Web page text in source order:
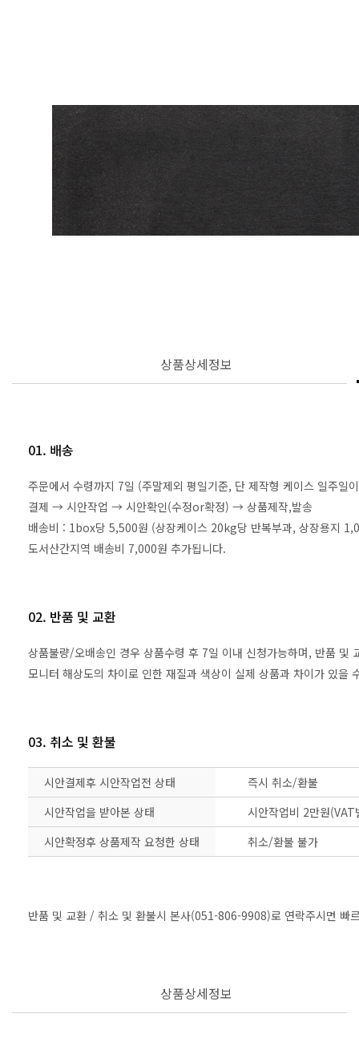
상품상세정보
01. 배송
주문에서 수령까지 7일 (주말제외 평일기준, 단 제작형 케이스 일주일
결제 → 시안작업 → 시안확인(수정or확정) → 상품제작,발송
배송비 : 1box당 5,500원 (상장케이스 20kg당 반복부과, 상장용지
도서산간지역 배송비 7,000원 추가됩니다.
02. 반품 및 교환
상품불량/오배송인 경우 상품수령 후 7일 이내 신청가능하며, 반품 및
모니터 해상도의 차이로 인한 재질과 색상이 실제 상품과 차이가 있
03. 취소 및 환불
시안결제후 시안작업전 상태
즉시 취소/환불
시안작업을 받아본 상태
시안작업비 2만원
시안확정후 상품제작 요청한 상태
취소/환불 불가
반품 및 교환 / 취소 및 환불시 본사(051-806-9908)로 연락주시면 빠
상품상세정보